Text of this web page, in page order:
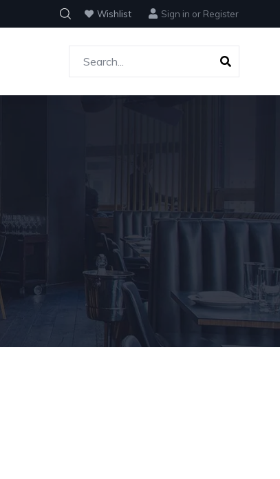
Wishlist Sign in or Register